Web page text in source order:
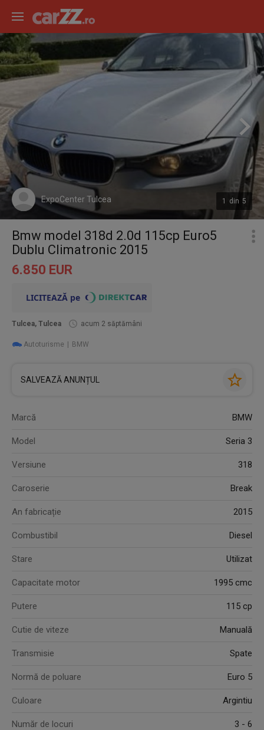
1 din 5
ExpoCenter Tulcea
Bmw model 318d 2.0d 115cp Euro5
Dublu Climatronic 2015
6.850 EUR
Tulcea, Tulcea acum 2 săptămâni
Autoturisme BMW
SALVEAZĂ ANUNȚUL
Marcă BMW
Model Seria 3
Versiune 318
Caroserie Break
An fabricație 2015
Combustibil Diesel
Stare Utilizat
Capacitate motor 1995 cmc
Putere 115 cp
Cutie de viteze Manuală
Transmisie Spate
Normă de poluare Euro 5
Culoare Argintiu
Număr de locuri 3 - 6